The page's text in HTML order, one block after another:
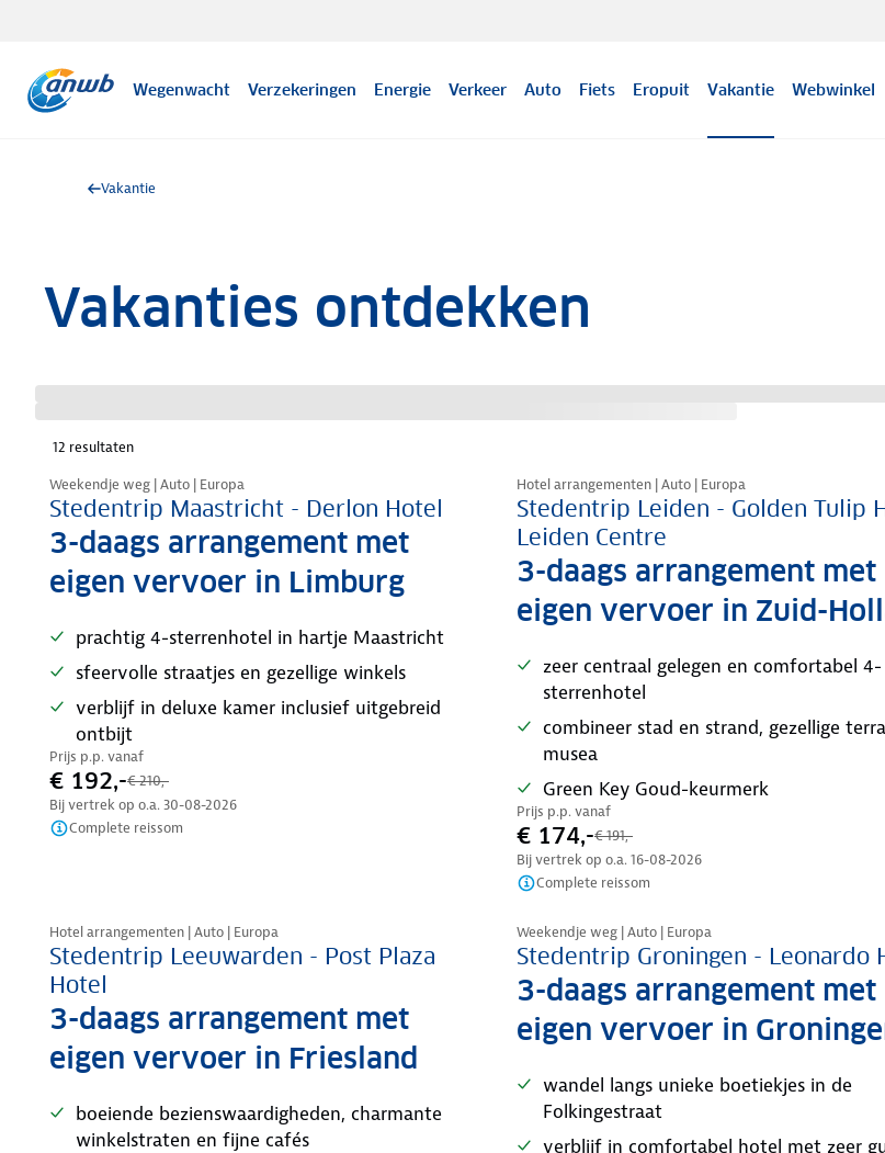
Wegenwacht Verzekeringen Energie Verkeer Auto Fiets Eropuit Vakantie Webwinkel
Vakantie
Vakanties ontdekken
12 resultaten
Nazomer korting
Weekendje weg | Auto | Europa
Stedentrip Maastricht - Derlon Hotel
3-daags arrangement met
eigen vervoer in Limburg
prachtig 4-sterrenhotel in hartje Maastricht
sfeervolle straatjes en gezellige winkels
verblijf in deluxe kamer inclusief uitgebreid
ontbijt
Prijs p.p. vanaf
€ 192,-€ 210,-
Bij vertrek op o.a. 30-08-2026
Complete reissom
Hotel arrangementen | Auto | Europa
Stedentrip Leiden - Golden Tulip
Leiden Centre
3-daags arrangement met
eigen vervoer in Zuid-
zeer centraal gelegen en comfortabel 4-
sterrenhotel
combineer stad en strand, gezellige
musea
Green Key Goud-keurmerk
Prijs p.p. vanaf
€ 174,-€ 191,-
Bij vertrek op o.a. 16-08-2026
Complete reissom
Hotel arrangementen | Auto | Europa
Stedentrip Leeuwarden - Post Plaza
Hotel
3-daags arrangement met
eigen vervoer in Friesland
boeiende bezienswaardigheden, charmante
winkelstraten en fijne cafés
Weekendje weg | Auto | Europa
Stedentrip Groningen - Leonardo
3-daags arrangement met
eigen vervoer in
wandel langs unieke boetiekjes in de
Folkingestraat
verblijf in comfortabel hotel met zeer